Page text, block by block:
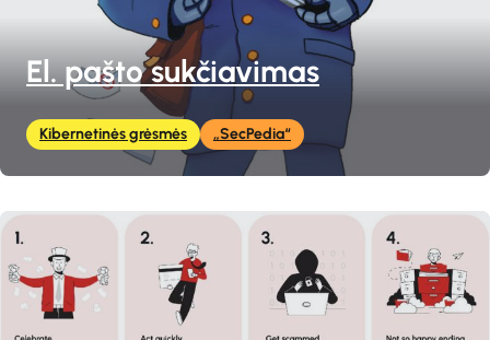
El. pašto sukčiavimas
Kibernetinės grėsmės „SecPedia“